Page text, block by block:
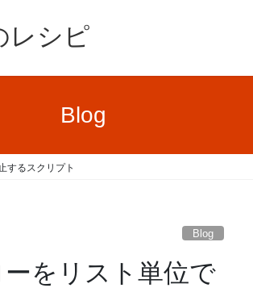
レシピ
Blog
するスクリプト
Blog
をリスト単位で